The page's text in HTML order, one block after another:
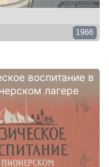
1966
воспитание в
лагере